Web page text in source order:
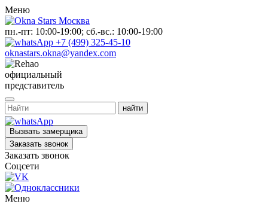
Меню
пн.-пт: 10:00-19:00; сб.-вс.: 10:00-19:00
+7 (499) 325-45-10
oknastars.okna@yandex.com
официальный
представитель
Вызвать замерщика
Заказать звонок
Заказать звонок
Соцсети
Меню